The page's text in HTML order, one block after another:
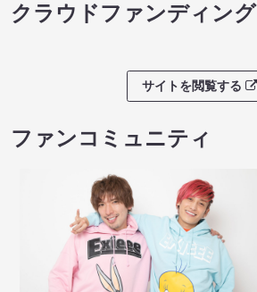
クラウドファンディング
サイトを閲覧する
ファンコミュニティ